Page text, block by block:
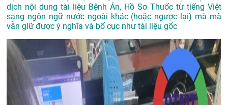
dịch nội dung tài liệu Bệnh Án, Hồ Sơ Thuốc từ tiếng Việt
sang ngôn ngữ nước ngoài khác (hoặc ngược lại) mà mà
vẫn giữ được ý nghĩa và bố cục như tài liệu gốc